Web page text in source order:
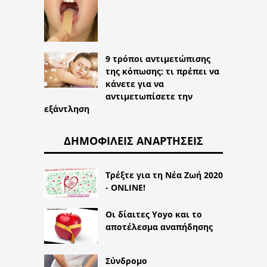
9 τρόποι αντιμετώπισης
της κόπωσης: τι πρέπει να
κάνετε για να
αντιμετωπίσετε την
εξάντληση
ΔΗΜΟΦΙΛΕΊΣ ΑΝΑΡΤΉΣΕΙΣ
Τρέξτε για τη Νέα Ζωή 2020
- ONLINE!
Οι δίαιτες Yoyo και το
αποτέλεσμα αναπήδησης
Σύνδρομο